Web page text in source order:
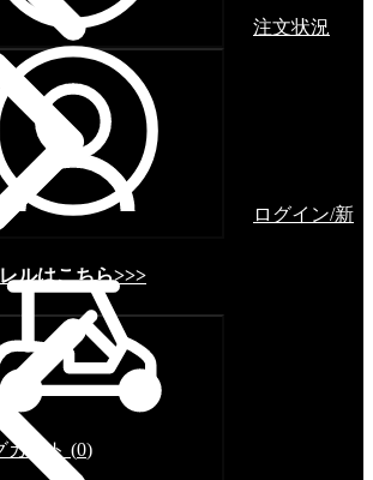
ルはこちら>>>
注文状況
ログイン/新
カート (0)